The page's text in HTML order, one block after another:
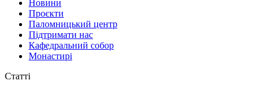
Новини
Проєкти
Паломницький центр
Підтримати нас
Кафедральний собор
Монастирі
Статті